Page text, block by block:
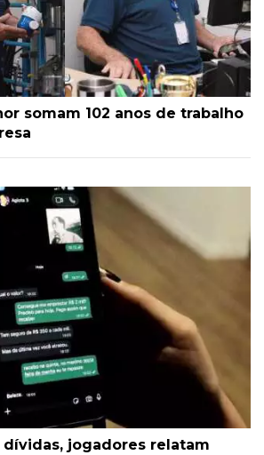
somam 102 anos de trabalho
dívidas, jogadores relatam